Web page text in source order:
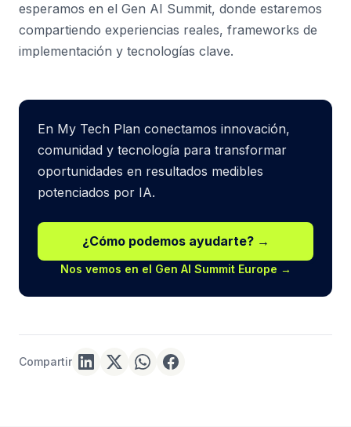
esperamos en el Gen AI Summit, donde estaremos
compartiendo experiencias reales, frameworks de
implementación y tecnologías clave.
En My Tech Plan conectamos innovación,
comunidad y tecnología para transformar
oportunidades en resultados medibles
potenciados por IA.
¿Cómo podemos ayudarte? →
Nos vemos en el Gen AI Summit Europe →
Compartir